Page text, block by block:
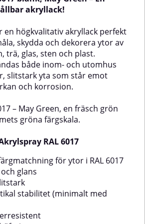
i
fönster.
så att
RAL-
att
och
RAL
på
nyans ur RAL-systemets
färgskala.✅ Fördelar med
Akrylspray RAL 6014Mycket bra
färgmatchning för ytor i RAL
6014Hållbar färg och glansRepfri
och slitstarkUtmärkt vertikal
stabilitet (minimalt med
rinningar)UV- och
väderresistentUtmärkt
vidhäftningLämpliga
typer av
av ytor i hemmet eller på
och verktygApparater och
RAL AcrylTa bort rost och smuts
primer som är lämplig för
underlaget.Täck av de områden
ordentligt före användning och
akryllack!
en högkvalitativ akryllack perfekt
skydda och dekorera ytor av
trä, glas, sten och plast.
både inom- och utomhus
slitstark yta som står emot
och korrosion.
– May Green, en fräsch grön
gröna färgskala.
RAL 6017
för ytor i RAL 6017
glans
stabilitet (minimalt med